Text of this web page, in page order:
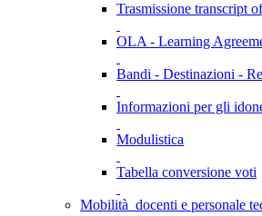
Trasmissione transcript
OLA - Learning
Bandi - Destinazioni -
Informazioni per gli
Modulistica
Tabella conversione voti
Mobilità docenti e personale